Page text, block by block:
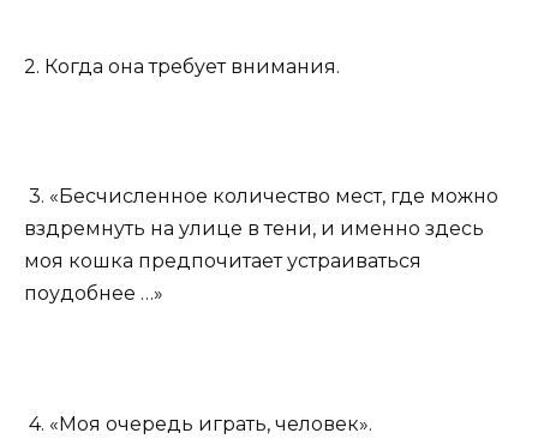
2. Когда она требует внимания.
3. «Бесчисленное количество мест, где можно
вздремнуть на улице в тени, и именно здесь
моя кошка предпочитает устраиваться
поудобнее …»
4. «Моя очередь играть, человек».